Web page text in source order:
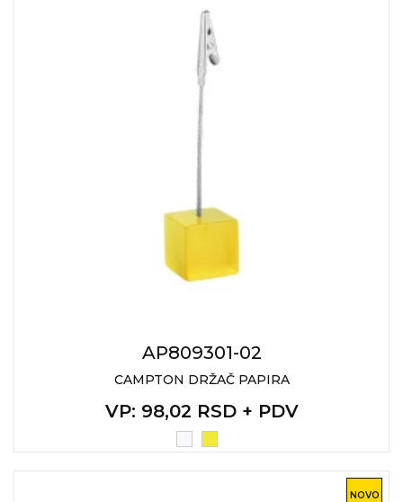
AP809301-02
CAMPTON DRŽAČ PAPIRA
VP: 98,02 RSD + PDV
NOVO